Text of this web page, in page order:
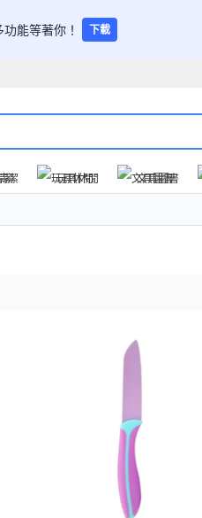
能等著你！ 下載
潔 玩具休閒 文具圖書